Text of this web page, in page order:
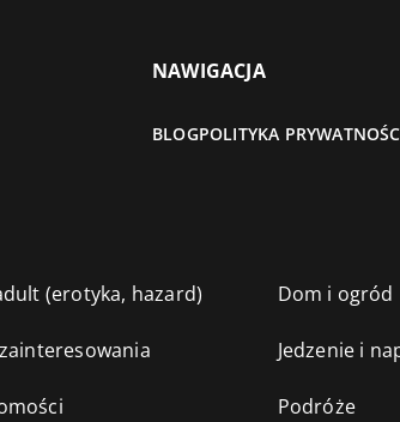
NAWIGACJA
BLOGPOLITYKA
(erotyka, hazard) Dom i ogród
Jedzenie i
Podróże